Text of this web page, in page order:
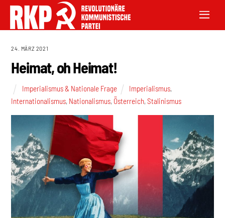
24. MÄRZ 2021
Heimat, oh Heimat!
Imperialismus & Nationale Frage Imperialismus,
Internationalismus, Nationalismus, Österreich,Stalinismus